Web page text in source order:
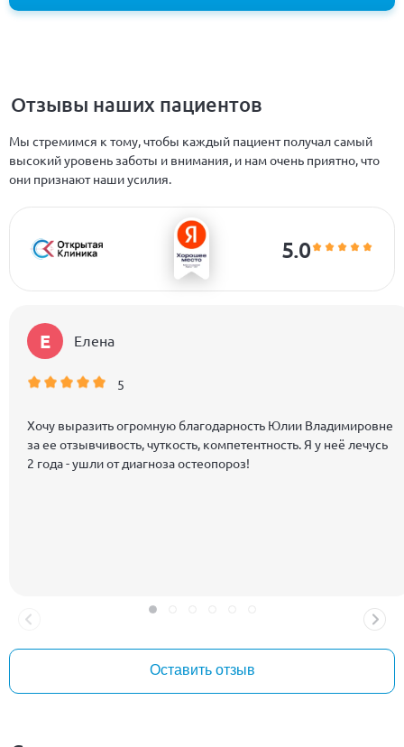
Отзывы наших пациентов
Мы стремимся к тому, чтобы каждый пациент получал самый
высокий уровень заботы и внимания, и нам очень приятно, что
они признают наши усилия.
5.0
Е Елена
5
Хочу выразить огромную благодарность Юлии Владимировне
за ее отзывчивость, чуткость, компетентность. Я у неё лечусь
2 года - ушли от диагноза остеопороз!
Оставить отзыв